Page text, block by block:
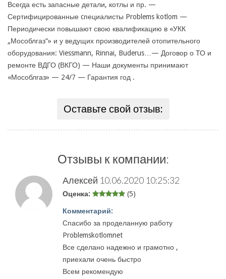
Всегда есть запасные детали, котлы и пр. —
Сертифицированные cпециалисты Problems kotlom —
Периодически повышают свою квалификацию в «УКК
„Мособлгаз“» и у ведущих производителей отопительного
оборудования: Viessmann, Rinnai, Buderus…— Договор о ТО и
ремонте ВДГО (ВКГО) — Наши документы принимают
«Мособлгаз» — 24/7 — Гарантия год .
Оставьте свой отзыв:
Отзывы к компании:
Алексей 10.06.2020 10:25:32
Оценка: (5)
Комментарий:
Спасибо за проделанную работу
Problemskotlomnet
Все сделано надежно и грамотно ,
приехали очень быстро
Всем рекомендую